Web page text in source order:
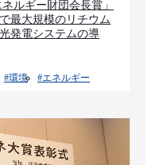
ルギー財団会長賞」
最大規模のリチウム
発電システムの導
#環境​ #エネルギー